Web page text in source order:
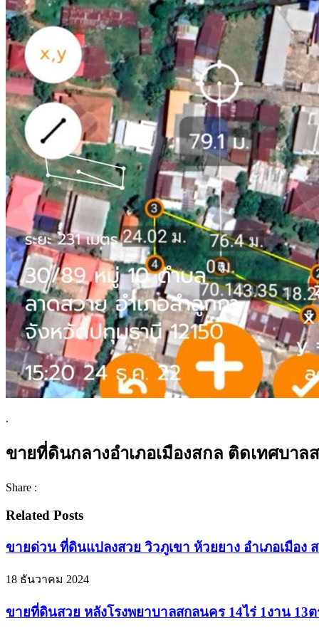
.
ขายที่ดินกลางอำเภอเมืองสกล ติดเทศบา
Share :
Related Posts
ขายด่วน ที่ดินแปลงสวย วิวภูเขา ห้วยยาง อำเภอเมือง
18 ธันวาคม 2024
ขายที่ดินสวย หลังโรงพยาบาลสกลนคร 14ไร่ 1งาน 13